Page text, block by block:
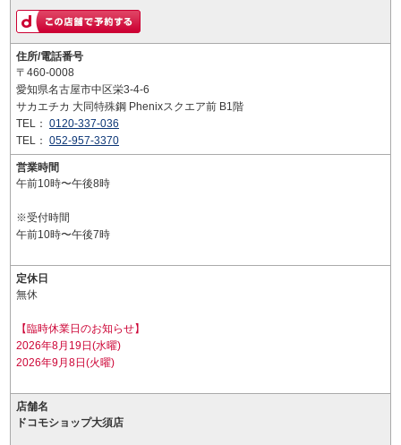
住所/電話番号
〒460-0008
愛知県名古屋市中区栄3-4-6
サカエチカ 大同特殊鋼 Phenixスクエア前 B1階
TEL： 0120-337-036
TEL： 052-957-3370
営業時間
午前10時〜午後8時
※受付時間
午前10時〜午後7時
定休日
無休
【臨時休業日のお知らせ】
2026年8月19日(水曜)
2026年9月8日(火曜)
店舗名
ドコモショップ大須店